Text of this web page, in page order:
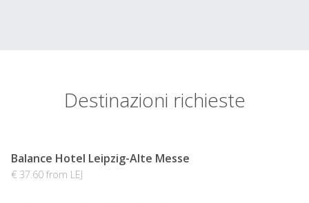
Destinazioni richieste
Balance Hotel Leipzig-Alte Messe
€ 37.60 from LEJ